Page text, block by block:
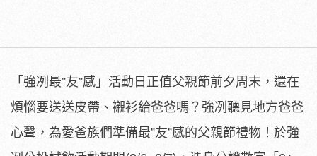
「強冽最”友”感」活動日正值父親節前夕周末，還在
煩惱要送送皮帶、襯衫給爸爸嗎？強冽聽見地方爸爸
心聲，為愛爸族們準備最”友”感的父親節禮物！於強